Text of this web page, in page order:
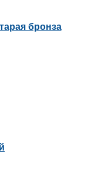
бронза